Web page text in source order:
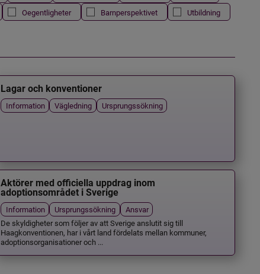
Oegentligheter Barnperspektivet
Utbildning
Lagar och konventioner
Information Vägledning Ursprungssökning
Aktörer med officiella uppdrag inom
adoptionsområdet i Sverige
Information Ursprungssökning
Ansvar
De skyldigheter som följer av att Sverige anslutit sig till
Haagkonventionen, har i vårt land fördelats mellan kommuner,
adoptionsorganisationer och ...